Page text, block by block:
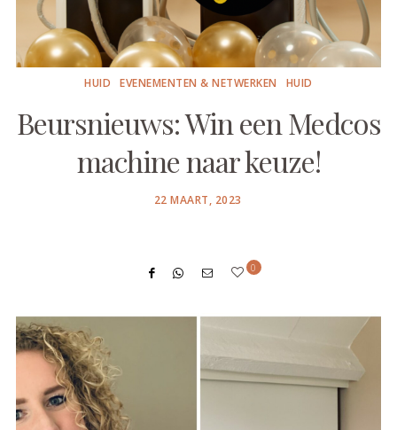
HUID EVENEMENTEN & NETWERKEN HUID
Beursnieuws: Win een Medcos
machine naar keuze!
POSTED
22 MAART, 2023
0